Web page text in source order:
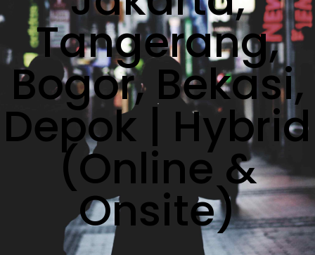
Tangerang,
Bogor, Bekasi,
Depok | Hybrid
(Online &
Onsite)